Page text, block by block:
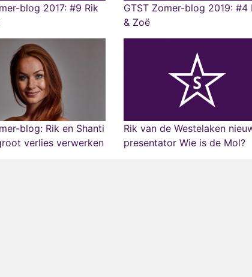
blog 2017: #9 Rik
GTST Zomer-blog 2019: #4
& Zoë
blog: Rik en Shanti
verlies verwerken
Rik van de Westelaken
presentator Wie is de Mol?